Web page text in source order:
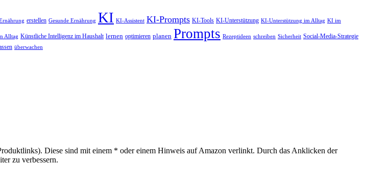
erstellen Gesunde Ernährung KI KI-Assistent KI-Prompts KI-Tools KI-Unterstützung KI-Unterstützung im Alltag KI im
Alltag Künstliche Intelligenz im Haushalt lernen optimieren planen Prompts Rezeptideen schreiben Sicherheit Social-Media-Strategie
überwachen
Diese sind mit einem * oder einem Hinweis auf Amazon verlinkt. Durch das Anklicken der
zu verbessern.